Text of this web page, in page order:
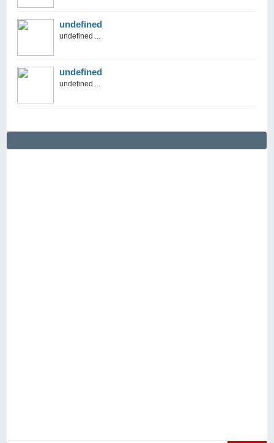
undefined
undefined ...
undefined
undefined ...